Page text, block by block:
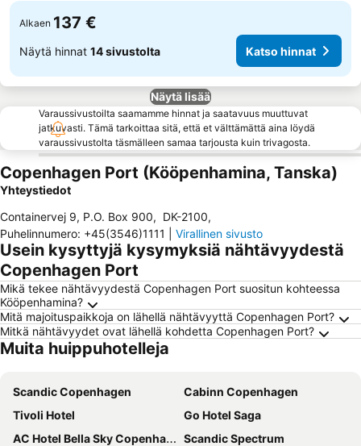
Alkaen 137 €
Näytä hinnat 14 sivustolta Katso hinnat
Näytä lisää
Varaussivustoilta saamamme hinnat ja saatavuus muuttuvat
jatkuvasti. Tämä tarkoittaa sitä, että et välttämättä aina löydä
varaussivustolta täsmälleen samaa tarjousta kuin trivagosta.
Copenhagen Port (Kööpenhamina, Tanska)
Yhteystiedot
Containervej 9, P.O. Box 900, DK-2100,
Puhelinnumero: +45(3546)1111 Virallinen sivusto
Usein kysyttyjä kysymyksiä nähtävyydestä
Copenhagen Port
Mikä tekee nähtävyydestä Copenhagen Port suositun kohteessa
Kööpenhamina?
Mitä majoituspaikkoja on lähellä nähtävyyttä Copenhagen Port?
Mitkä nähtävyydet ovat lähellä kohdetta Copenhagen Port?
Muita huippuhotelleja
Scandic Copenhagen
Cabinn Copenhagen
Tivoli Hotel
Go Hotel Saga
AC Hotel Bella Sky Copenhagen
Scandic Spectrum